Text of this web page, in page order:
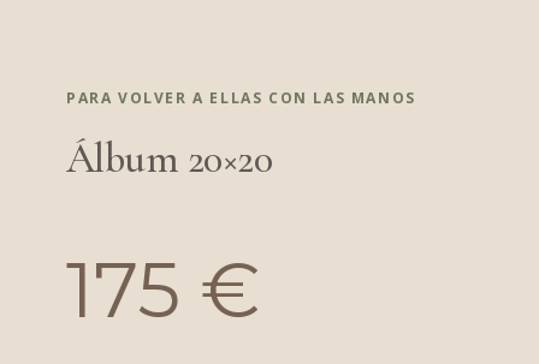
PARA VOLVER A ELLAS CON LAS MANOS
Álbum 20×20
175 €